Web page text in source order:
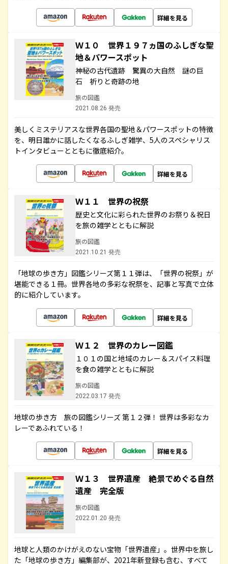
詳細を見る
Ｗ１０ 世界１９７ヵ国のふしぎな聖
地＆パワースポット
神秘の古代遺跡 驚異の大自然 謎の巨
石 祈りと奇跡の地
旅の図鑑
2021.08.26 発売
美しくミステリアスな世界各国の聖地＆パワースポットの特徴
を、明日誰かに話したくなるふしぎ雑学、5人のスペシャリス
トインタビューとともに徹底紹介。
詳細を見る
Ｗ１１ 世界の祝祭
歴史と文化に彩られた世界のお祭り＆祝日
を旅の雑学とともに解説
旅の図鑑
2021.10.21 発売
「地球の歩き方」図鑑シリーズ第１１弾は、「世界の祝祭」が
堪能できる１冊。世界各地の多彩な祝祭を、記事と写真で立体
的に紹介しています。
詳細を見る
Ｗ１２ 世界のカレー図鑑
１０１の国と地域のカレー＆スパイス料理
を食の雑学とともに解説
旅の図鑑
2022.03.17 発売
地球の歩き方 旅の図鑑シリーズ 第１２弾！ 世界は多彩なカ
レーであふれている！
詳細を見る
Ｗ１３ 世界遺産 絶景でめぐる自然
遺産 完全版
旅の図鑑
2022.01.20 発売
地球と人類のかけがえのない宝物「世界遺産」。世界中を旅し
た「地球の歩き方」編集部が、2021年新登録も含む、すべて